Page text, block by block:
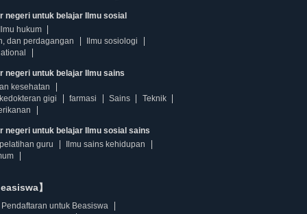
negeri untuk belajar Ilmu sosial
hukum
dan perdagangan
Ilmu sosiologi
negeri untuk belajar Ilmu sains
kesehatan
gigi
farmasi Sains
Teknik
negeri untuk belajar Ilmu sosial sains
guru
Ilmu sains kehidupan
】
Pendaftaran untuk Beasiswa